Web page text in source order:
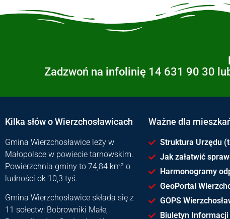
Zadzwoń na infolinię 14 631 90 30
Kilka słów o Wierzchosławicach
Gmina Wierzchosławice leży w
Małopolsce w powiecie tarnowskim.
Powierzchnia gminy to 74,84 km² o
ludności ok 10,3 tyś.
Gmina Wierzchosławice składa się z
11 sołectw: Bobrowniki Małe,
Ważne dla
Struktura Urzędu
Jak załatwić
Harmonogramy
GeoPortal
GOPS
Biuletyn